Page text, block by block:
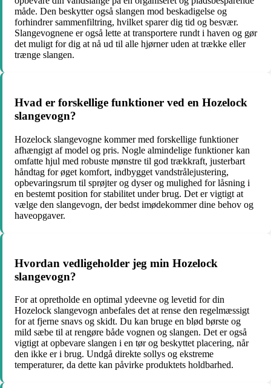
måde. Den beskytter også slangen mod beskadigelse og
forhindrer sammenfiltring, hvilket sparer dig tid og besvær.
Slangevognene er også lette at transportere rundt i haven og gør
det muligt for dig at nå ud til alle hjørner uden at trække eller
trænge slangen.
Hvad er forskellige funktioner ved en Hozelock
slangevogn?
Hozelock slangevogne kommer med forskellige funktioner
afhængigt af model og pris. Nogle almindelige funktioner kan
omfatte hjul med robuste mønstre til god trækkraft, justerbart
håndtag for øget komfort, indbygget vandstrålejustering,
opbevaringsrum til sprøjter og dyser og mulighed for låsning i
en bestemt position for stabilitet under brug. Det er vigtigt at
vælge den slangevogn, der bedst imødekommer dine behov og
haveopgaver.
Hvordan vedligeholder jeg min Hozelock
slangevogn?
For at opretholde en optimal ydeevne og levetid for din
Hozelock slangevogn anbefales det at rense den regelmæssigt
for at fjerne snavs og skidt. Du kan bruge en blød børste og
mild sæbe til at rengøre både vognen og slangen. Det er også
vigtigt at opbevare slangen i en tør og beskyttet placering, når
den ikke er i brug. Undgå direkte sollys og ekstreme
temperaturer, da dette kan påvirke produktets holdbarhed.